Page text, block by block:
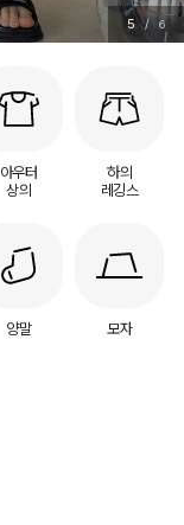
6 / 6
아우터
상의
하의
레깅스
양말 모자